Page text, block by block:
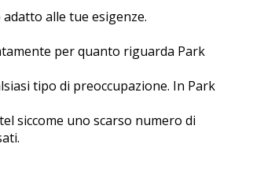
alle tue esigenze.
per quanto riguarda Park
tipo di preoccupazione. In Park
siccome uno scarso numero di